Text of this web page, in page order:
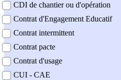
CDI de chantier ou d'opération
Contrat d'Engagement Educatif
Contrat intermittent
Contrat pacte
Contrat d'usage
CUI - CAE